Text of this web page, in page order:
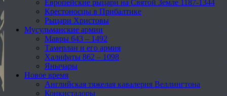
Европейские рыцари на Святой Земле 1187-1344
Крестоносцы в Прибалтике
Рыцари Христовы
Мусульманские армии
Мавры 643 – 1492
Тамерлан и его армия
Халифаты 862 – 1098
Янычары
Новое время
Английская тяжелая кавалерия Веллингтона
Конкистадоры